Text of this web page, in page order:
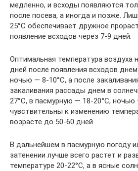
медленно, и всходы появляются
после посева, а иногда и позже.
25°С обеспечивает дружное
появление всходов через 7-9 дней.
Оптимальная температура воздуха
дней после появления всходов
ночью — 8-10°С, а после
закаливания рассады днем в
27°С, в пасмурную — 18-20°С,
чувствительны к изменению
возрасте до 50-60 дней.
В дальнейшем в пасмурную погоду
затенении лучше всего растет и
температуре 20-22°С, а в ясные